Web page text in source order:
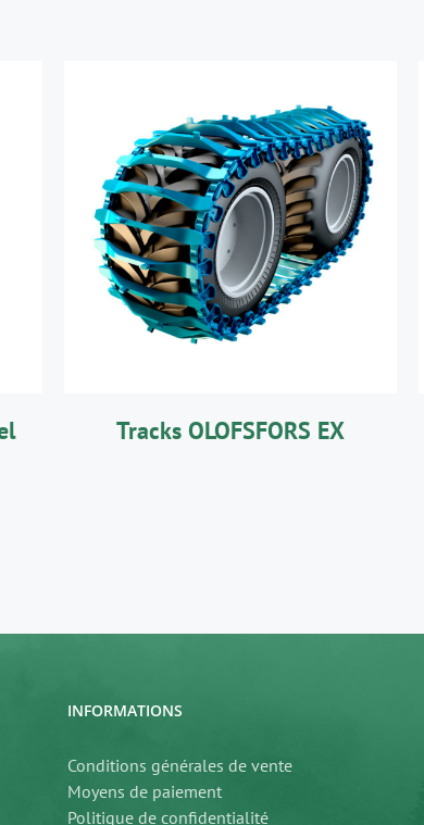
DÉTAILS
Tracks OLOFSFORS EX
INFORMATIONS
Conditions générales de vente
Moyens de paiement
Politique de confidentialité